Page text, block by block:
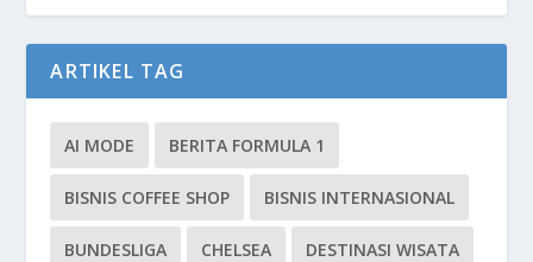
ARTIKEL TAG
AI MODE BERITA FORMULA 1
BISNIS COFFEE SHOP BISNIS INTERNASIONAL
BUNDESLIGA CHELSEA DESTINASI WISATA